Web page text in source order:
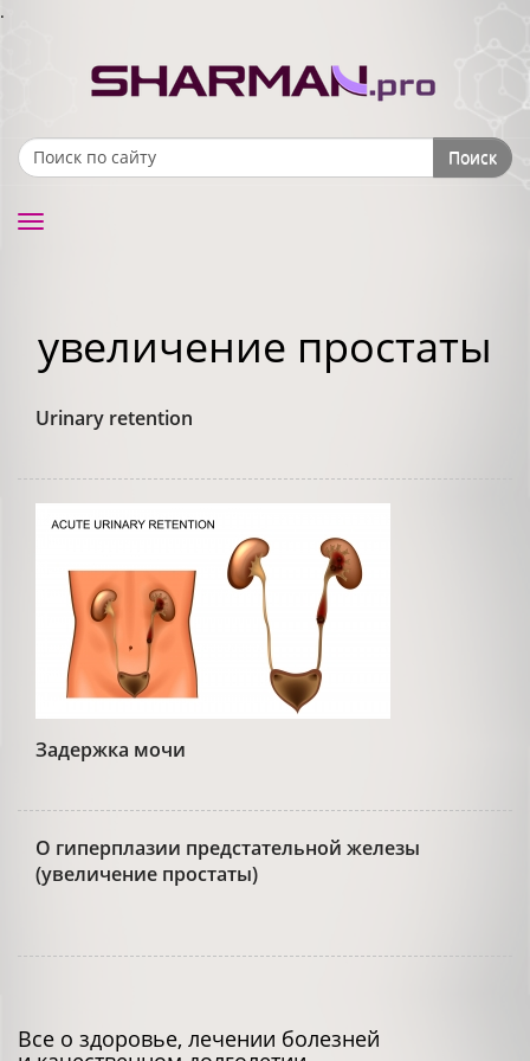
.
Search form Поиск
Toggle
увеличение простаты
Urinary retention
Задержка мочи
О гиперплазии предстательной железы
(увеличение простаты)
Все о здоровье, лечении болезней